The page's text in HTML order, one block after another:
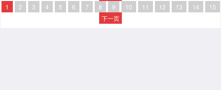
1
2 3 4 5 6 7 8 9 10 11 12 13 14
15
下一页